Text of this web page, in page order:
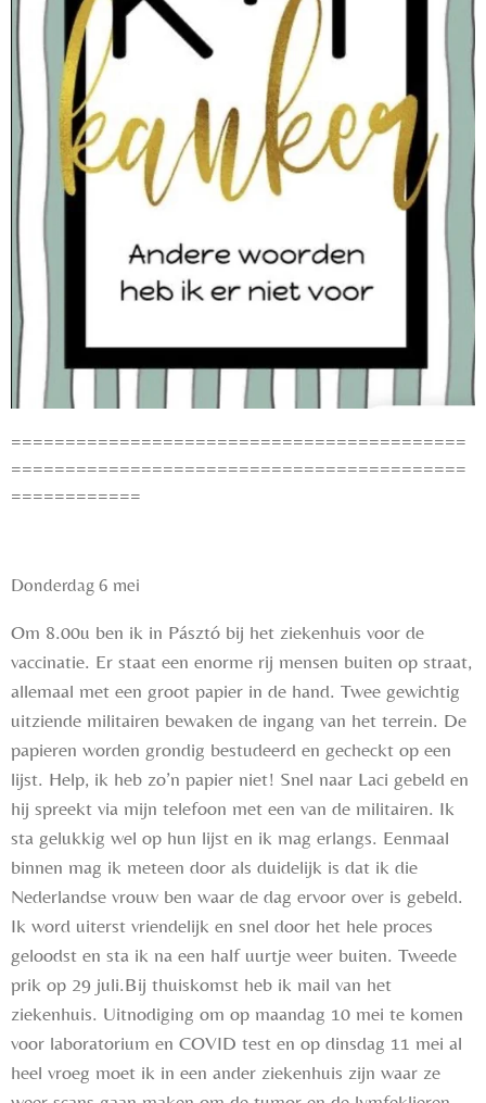
==========================================
==========================================
============
Donderdag 6 mei
Om 8.00u ben ik in Pásztó bij het ziekenhuis voor de
vaccinatie. Er staat een enorme rij mensen buiten op straat,
allemaal met een groot papier in de hand. Twee gewichtig
uitziende militairen bewaken de ingang van het terrein. De
papieren worden grondig bestudeerd en gecheckt op een
lijst. Help, ik heb zo’n papier niet! Snel naar Laci gebeld en
hij spreekt via mijn telefoon met een van de militairen. Ik
sta gelukkig wel op hun lijst en ik mag erlangs. Eenmaal
binnen mag ik meteen door als duidelijk is dat ik die
Nederlandse vrouw ben waar de dag ervoor over is gebeld.
Ik word uiterst vriendelijk en snel door het hele proces
geloodst en sta ik na een half uurtje weer buiten. Tweede
prik op 29 juli.Bij thuiskomst heb ik mail van het
ziekenhuis. Uitnodiging om op maandag 10 mei te komen
voor laboratorium en COVID test en op dinsdag 11 mei al
heel vroeg moet ik in een ander ziekenhuis zijn waar ze